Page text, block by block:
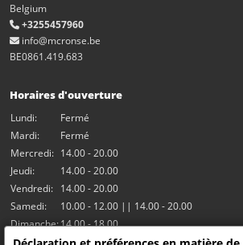
Belgium
+3255457960
info@mcronse.be
BE0861.419.683
Horaires d'ouverture
Lundi:
Fermé
Mardi:
Fermé
Mercredi: 14.00 - 20.00
Jeudi:
14.00 - 20.00
Vendredi: 14.00 - 20.00
Samedi:
10.00 - 12.00 || 14.00 - 20.00
Dimanche:14.00 - 18.00